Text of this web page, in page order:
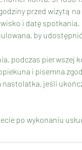
przed wizytą
i datę spotkania.
by
podczas pierwszej
i pisemna
jeśli
po wykonaniu